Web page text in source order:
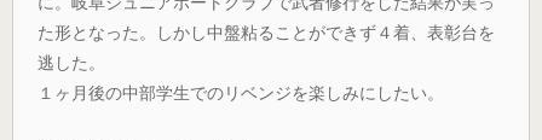
た形となった。しかし中盤粘ることができず４着、表彰台を
逃した。
１ヶ月後の中部学生でのリベンジを楽しみにしたい。